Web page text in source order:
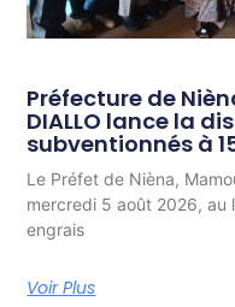
Préfecture de
DIALLO lance la
subventionnés à
Le Préfet de Nièna,
mercredi 5 août 2026, au
engrais
Voir Plus